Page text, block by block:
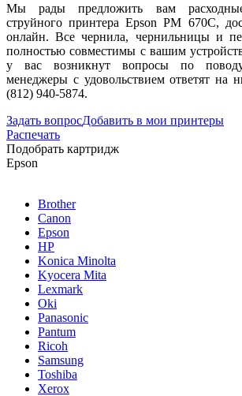
Мы рады предложить вам
струйного принтера Epson PM 670C,
онлайн. Все чернила, чернильницы и
полностью совместимы с вашим
у вас возникнут вопросы по
менеджеры с удовольствием ответят на
(812) 940-5874.
Задать вопросДобавить в мои принтеры
Распечать
Подобрать картридж
Epson
Brother
Canon
Epson
HP
Konica Minolta
Kyocera Mita
Lexmark
Oki
Panasonic
Pantum
Ricoh
Samsung
Toshiba
Xerox